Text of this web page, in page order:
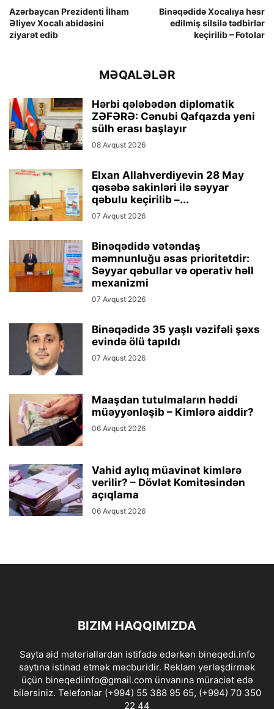
Azərbaycan Prezidenti İlham
Əliyev Xocalı abidəsini
ziyarət edib
Binəqədidə Xocalıya həsr
edilmiş silsilə tədbirlər
keçirilib – Fotolar
MƏQALƏLƏR
Hərbi qələbədən diplomatik
ZƏFƏRƏ: Cənubi Qafqazda yeni
sülh erası başlayır
08 Avqust 2026
Elxan Allahverdiyevin 28 May
qəsəbə sakinləri ilə səyyar
qəbulu keçirilib –...
07 Avqust 2026
Binəqədidə vətəndaş
məmnunluğu əsas prioritetdir:
Səyyar qəbullar və operativ həll
mexanizmi
07 Avqust 2026
Binəqədidə 35 yaşlı vəzifəli şəxs
evində ölü tapıldı
07 Avqust 2026
Maaşdan tutulmaların həddi
müəyyənləşib – Kimlərə aiddir?
06 Avqust 2026
Vahid aylıq müavinət kimlərə
verilir? – Dövlət Komitəsindən
açıqlama
06 Avqust 2026
BIZIM HAQQIMIZDA
Sayta aid materiallardan istifadə edərkən bineqedi.info
saytına istinad etmək məcburidir. Reklam yerləşdirmək
üçün bineqediinfo@gmail.com ünvanına müraciət edə
bilərsiniz. Telefonlar (+994) 55 388 95 65, (+994) 70 350
22 44